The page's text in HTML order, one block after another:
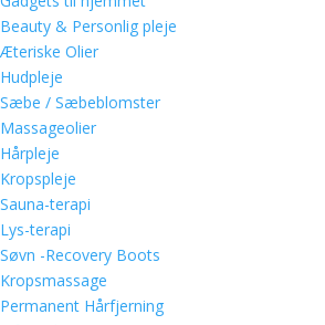
Beauty & Personlig pleje
Æteriske Olier
Hudpleje
Sæbe / Sæbeblomster
Massageolier
Hårpleje
Kropspleje
Sauna-terapi
Lys-terapi
Søvn -Recovery Boots
Kropsmassage
Permanent Hårfjerning